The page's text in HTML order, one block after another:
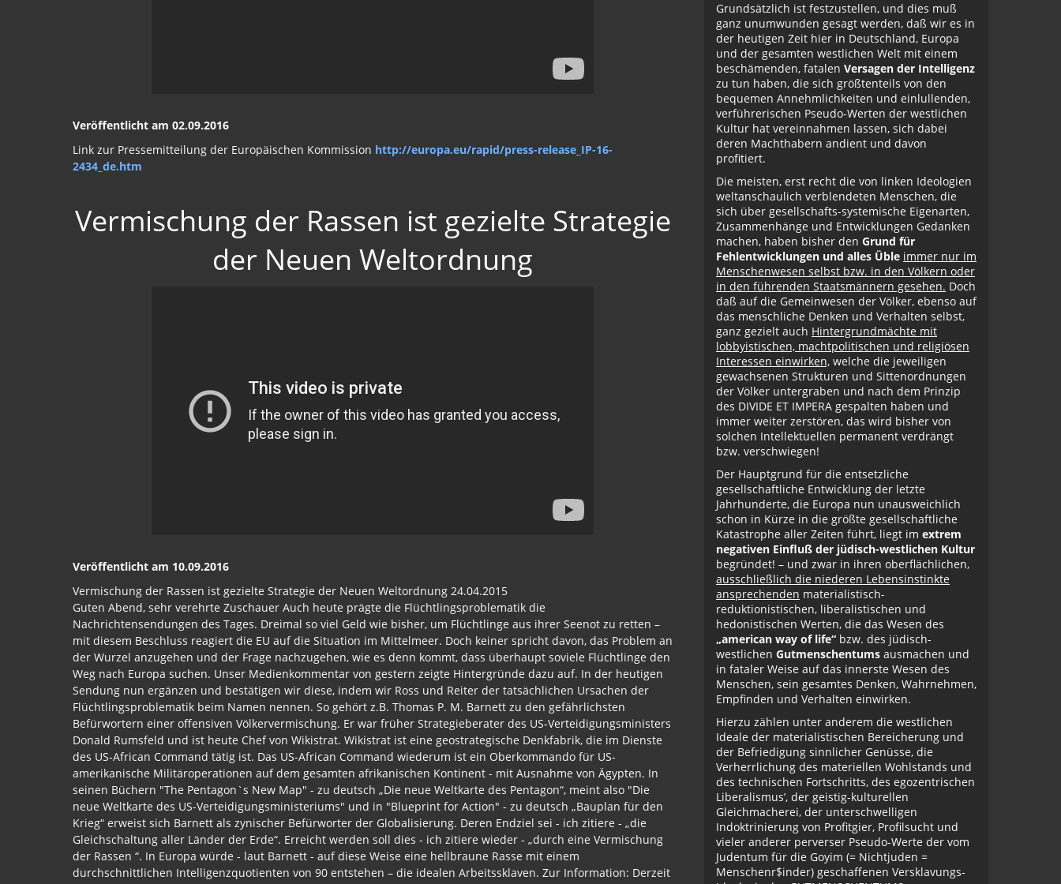
Veröffentlicht am 02.09.2016
Link zur Pressemitteilung der Europäischen Kommission http://europa.eu/rapid/press-release_IP-16-
2434_de.htm
Vermischung der Rassen ist gezielte Strategie
der Neuen Weltordnung
Veröffentlicht am 10.09.2016
Vermischung der Rassen ist gezielte Strategie der Neuen Weltordnung 24.04.2015
Guten Abend, sehr verehrte Zuschauer Auch heute prägte die Flüchtlingsproblematik die
Nachrichtensendungen des Tages. Dreimal so viel Geld wie bisher, um Flüchtlinge aus ihrer Seenot zu retten –
mit diesem Beschluss reagiert die EU auf die Situation im Mittelmeer. Doch keiner spricht davon, das Problem an
der Wurzel anzugehen und der Frage nachzugehen, wie es denn kommt, dass überhaupt soviele Flüchtlinge den
Weg nach Europa suchen. Unser Medienkommentar von gestern zeigte Hintergründe dazu auf. In der heutigen
Sendung nun ergänzen und bestätigen wir diese, indem wir Ross und Reiter der tatsächlichen Ursachen der
Flüchtlingsproblematik beim Namen nennen. So gehört z.B. Thomas P. M. Barnett zu den gefährlichsten
Befürwortern einer offensiven Völkervermischung. Er war früher Strategieberater des US-Verteidigungsministers
Donald Rumsfeld und ist heute Chef von Wikistrat. Wikistrat ist eine geostrategische Denkfabrik, die im Dienste
des US-African Command tätig ist. Das US-African Command wiederum ist ein Oberkommando für US-
amerikanische Militäroperationen auf dem gesamten afrikanischen Kontinent - mit Ausnahme von Ägypten. In
seinen Büchern "The Pentagon`s New Map" - zu deutsch „Die neue Weltkarte des Pentagon“, meint also "Die
neue Weltkarte des US-Verteidigungsministeriums" und in "Blueprint for Action" - zu deutsch „Bauplan für den
Krieg“ erweist sich Barnett als zynischer Befürworter der Globalisierung. Deren Endziel sei - ich zitiere - „die
Gleichschaltung aller Länder der Erde“. Erreicht werden soll dies - ich zitiere wieder - „durch eine Vermischung
der Rassen “. In Europa würde - laut Barnett - auf diese Weise eine hellbraune Rasse mit einem
durchschnittlichen Intelligenzquotienten von 90 entstehen – die idealen Arbeitssklaven. Zur Information: Derzeit
Grundsätzlich ist festzustellen, und dies muß
ganz unumwunden gesagt werden, daß wir es in
der heutigen Zeit hier in Deutschland, Europa
und der gesamten westlichen Welt mit einem
beschämenden, fatalen Versagen der Intelligenz
zu tun haben, die sich größtenteils von den
bequemen Annehmlichkeiten und einlullenden,
verführerischen Pseudo-Werten der westlichen
Kultur hat vereinnahmen lassen, sich dabei
deren Machthabern andient und davon
profitiert.
Die meisten, erst recht die von linken Ideologien
weltanschaulich verblendeten Menschen, die
sich über gesellschafts-systemische Eigenarten,
Zusammenhänge und Entwicklungen Gedanken
machen, haben bisher den Grund für
Fehlentwicklungen und alles Üble immer nur im
Menschenwesen selbst bzw. in den Völkern oder
in den führenden Staatsmännern gesehen. Doch
daß auf die Gemeinwesen der Völker, ebenso auf
das menschliche Denken und Verhalten selbst,
ganz gezielt auch Hintergrundmächte mit
lobbyistischen, machtpolitischen und religiösen
Interessen einwirken, welche die jeweiligen
gewachsenen Strukturen und Sittenordnungen
der Völker untergraben und nach dem Prinzip
des DIVIDE ET IMPERA gespalten haben und
immer weiter zerstören, das wird bisher von
solchen Intellektuellen permanent verdrängt
bzw. verschwiegen!
Der Hauptgrund für die entsetzliche
gesellschaftliche Entwicklung der letzte
Jahrhunderte, die Europa nun unausweichlich
schon in Kürze in die größte gesellschaftliche
Katastrophe aller Zeiten führt, liegt im extrem
negativen Einfluß der jüdisch-westlichen Kultur
begründet! – und zwar in ihren oberflächlichen,
ausschließlich die niederen Lebensinstinkte
ansprechenden materialistisch-
reduktionistischen, liberalistischen und
hedonistischen Werten, die das Wesen des
„american way of life“ bzw. des jüdisch-
westlichen Gutmenschentums ausmachen und
in fataler Weise auf das innerste Wesen des
Menschen, sein gesamtes Denken, Wahrnehmen,
Empfinden und Verhalten einwirken.
Hierzu zählen unter anderem die westlichen
Ideale der materialistischen Bereicherung und
der Befriedigung sinnlicher Genüsse, die
Verherrlichung des materiellen Wohlstands und
des technischen Fortschritts, des egozentrischen
Liberalismus’, der geistig-kulturellen
Gleichmacherei, der unterschwelligen
Indoktrinierung von Profitgier, Profilsucht und
vieler anderer perverser Pseudo-Werte der vom
Judentum für die Goyim (= Nichtjuden =
Menschenr$inder) geschaffenen Versklavungs-